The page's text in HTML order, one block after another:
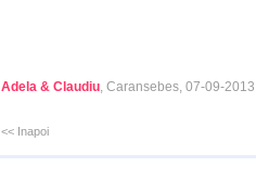
Adela & Claudiu, Caransebes, 07-09-2013
<< Inapoi